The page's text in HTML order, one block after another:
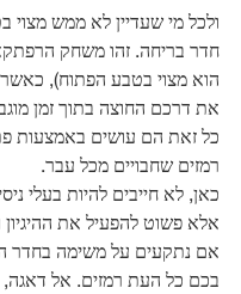
ולכל מי שעדיין לא ממש
חדר בריחה. זהו משחק
הוא מצוי בטבע הפתוח),
את דרכם החוצה בתוך זמן
כל זאת הם עושים באמצעות
רמזים שחבויים מכל עבר.
כאן, לא חייבים להיות בעלי
אלא פשוט להפעיל את ההיגיון
אם נתקעים על משימה בחדר
בכם כל העת רמזים. אל